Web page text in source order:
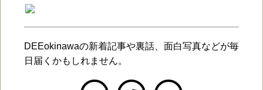
DEEokinawaの新着記事や裏話、面白写真などが毎
日届くかもしれません。